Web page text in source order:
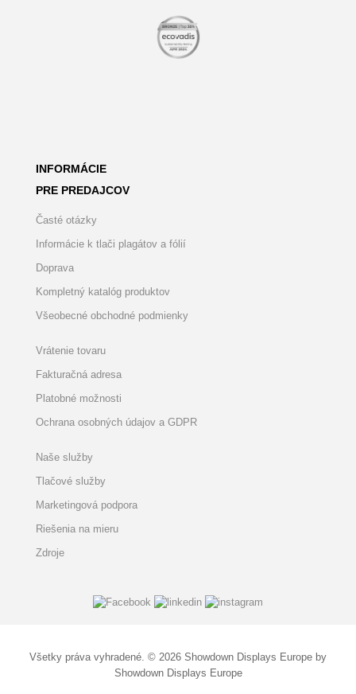
INFORMÁCIE
PRE PREDAJCOV
Časté otázky
Informácie k tlači plagátov a fólií
Doprava
Kompletný katalóg produktov
Všeobecné obchodné podmienky
Vrátenie tovaru
Fakturačná adresa
Platobné možnosti
Ochrana osobných údajov a GDPR
Naše služby
Tlačové služby
Marketingová podpora
Riešenia na mieru
Zdroje
Všetky práva vyhradené. © 2026 Showdown Displays Europe by
Showdown Displays Europe